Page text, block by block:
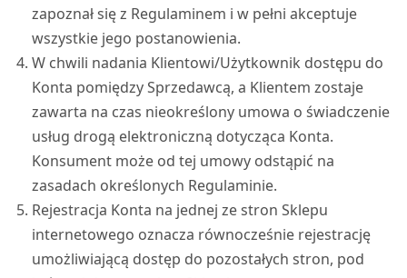
zapoznał się z Regulaminem i w pełni akceptuje
wszystkie jego postanowienia.
W chwili nadania Klientowi/Użytkownik dostępu do
Konta pomiędzy Sprzedawcą, a Klientem zostaje
zawarta na czas nieokreślony umowa o świadczenie
usług drogą elektroniczną dotycząca Konta.
Konsument może od tej umowy odstąpić na
zasadach określonych Regulaminie.
Rejestracja Konta na jednej ze stron Sklepu
internetowego oznacza równocześnie rejestrację
umożliwiającą dostęp do pozostałych stron, pod